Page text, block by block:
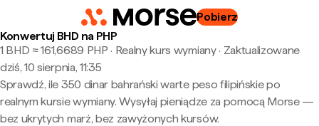
Pobierz
Konwertuj BHD na PHP
1 BHD ≈ 161,6689 PHP · Realny kurs wymiany· Zaktualizowane
dziś, 10 sierpnia, 11:35
Sprawdź, ile 350 dinar bahrański warte peso filipińskie po
realnym kursie wymiany. Wysyłaj pieniądze za pomocą Morse —
bez ukrytych marż, bez zawyżonych kursów.